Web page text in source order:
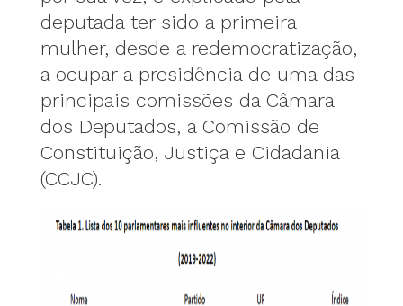
deputada ter sido a primeira
mulher, desde a redemocratização,
a ocupar a presidência de uma das
principais comissões da Câmara
dos Deputados, a Comissão de
Constituição, Justiça e Cidadania
(CCJC).